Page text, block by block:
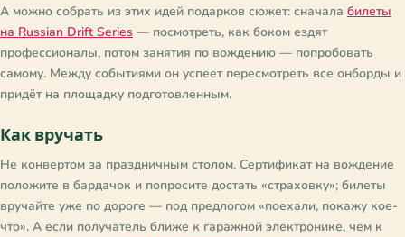
А можно собрать из этих идей подарков сюжет: сначала билеты
на Russian Drift Series — посмотреть, как боком ездят
профессионалы, потом занятия по вождению — попробовать
самому. Между событиями он успеет пересмотреть все онборды и
придёт на площадку подготовленным.
Как вручать
Не конвертом за праздничным столом. Сертификат на вождение
положите в бардачок и попросите достать «страховку»; билеты
вручайте уже по дороге — под предлогом «поехали, покажу кое-
что». А если получатель ближе к гаражной электронике, чем к